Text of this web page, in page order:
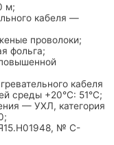
м;
кабеля —
проволоки;
фольга;
кабеля
среды +20°С: 51°С;
— УХЛ, категория
№ C-